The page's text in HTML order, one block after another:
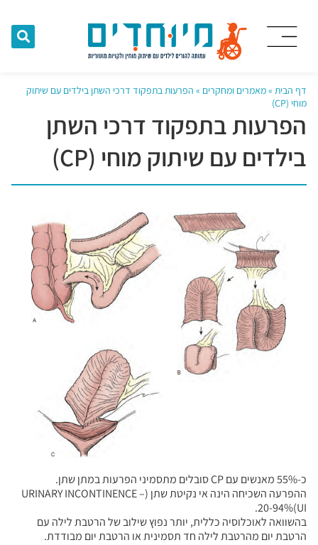
דף הבית »מאמרים ומחקרים » הפרעות בתפקוד דרכי השתן בילדים עם שיתוק
מוחי (CP)
הפרעות בתפקוד דרכי השתן
בילדים עם שיתוק מוחי (CP)
כ-55% מאנשים עם CP סובלים מתסמיני הפרעות במתן שתן.
ההפרעה השכיחה הינה אי נקיטת שתן (URINARY INCONTINENCE –
UI)20-94%.
בהשוואה לאוכלוסיה כללית, יותר נפוץ שילוב של הרטבת לילה עם
הרטבת יום מהרטבת לילה חד תסמינית או הרטבת יום מבודדת.